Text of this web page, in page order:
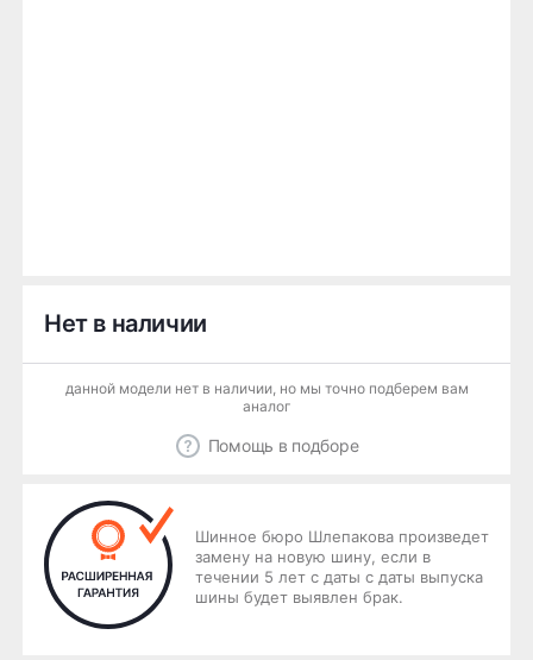
Нет в наличии
данной модели нет в наличии, но мы точно подберем вам
аналог
Помощь в подборе
Шинное бюро Шлепакова произведет
замену на новую шину, если в
течении 5 лет с даты с даты выпуска
шины будет выявлен брак.